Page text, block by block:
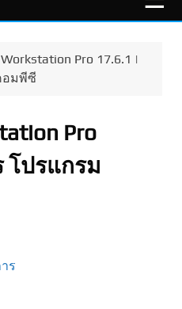
Pro 17.6.1 |
อมพีซี
Pro
โปรแกรม
ร